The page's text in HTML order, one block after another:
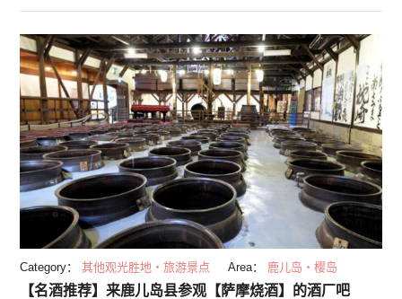
Category： 其他观光胜地・旅游景点 Area： 鹿儿岛・樱岛
【名酒推荐】来鹿儿岛县参观【萨摩烧酒】的酒厂吧